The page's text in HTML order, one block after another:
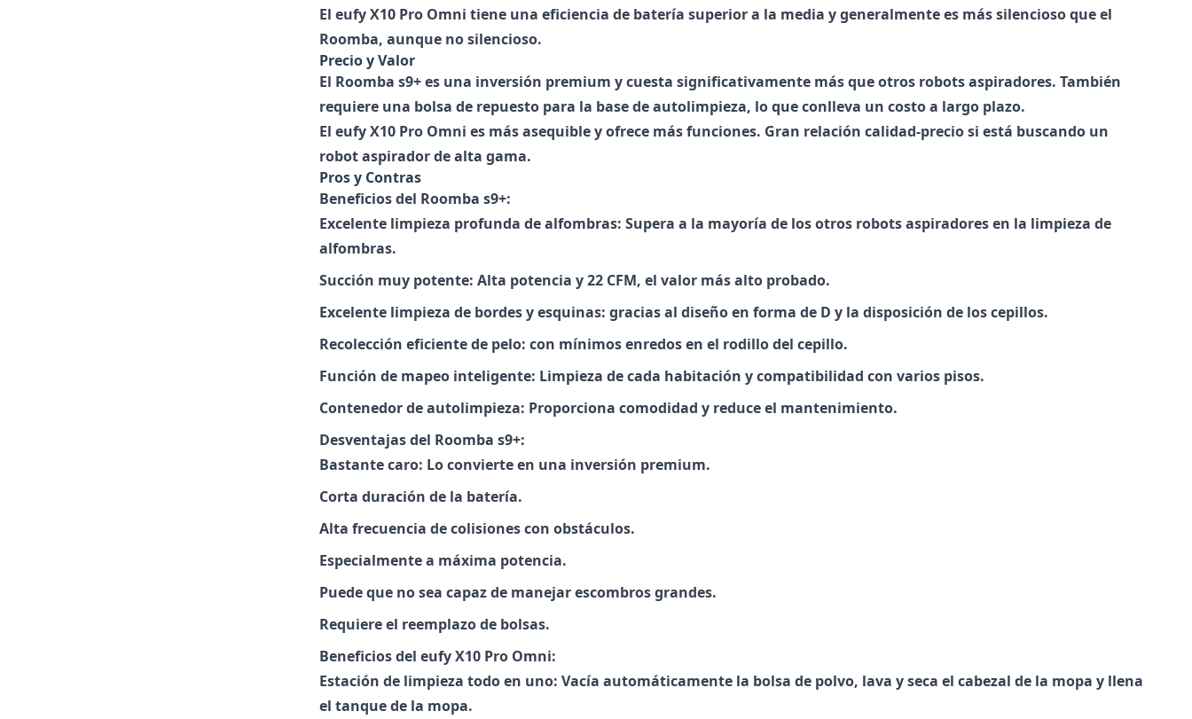
El eufy X10 Pro Omni tiene una eficiencia de batería superior a la media y generalmente es más silencioso que el
Roomba, aunque no silencioso.
Precio y Valor
El Roomba s9+es una inversión premium y cuesta significativamente más que otros robots aspiradores. También
requiere una bolsa de repuesto para la base de autolimpieza, lo que conlleva un costo a largo plazo.
El eufy X10 Pro Omni es más asequible y ofrece más funciones. Gran relación calidad-precio si está buscando un
robot aspirador de alta gama.
Pros y Contras
Beneficios del Roomba s9+:
Excelente limpieza profunda de alfombras: Supera a la mayoría de los otros robots aspiradores en la limpieza de
alfombras.
Succión muy potente: Alta potencia y 22 CFM, el valor más alto probado.
Excelente limpieza de bordes y esquinas: gracias al diseño en forma de D y la disposición de los cepillos.
Recolección eficiente de pelo: con mínimos enredos en el rodillo del cepillo.
Función de mapeo inteligente: Limpieza de cada habitación y compatibilidad con varios pisos.
Contenedor de autolimpieza: Proporciona comodidad y reduce el mantenimiento.
Desventajas del Roomba s9+:
Bastante caro: Lo convierte en una inversión premium.
Corta duración de la batería.
Alta frecuencia de colisiones con obstáculos.
Especialmente a máxima potencia.
Puede que no sea capaz de manejar escombros grandes.
Requiere el reemplazo de bolsas.
Beneficios del eufy X10 Pro Omni:
Estación de limpieza todo en uno: Vacía automáticamente la bolsa de polvo, lava y seca el cabezal de la mopa y llena
el tanque de la mopa.